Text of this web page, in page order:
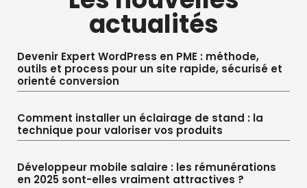
actualités
Devenir Expert WordPress en PME : méthode,
outils et process pour un site rapide, sécurisé et
orienté conversion
Comment installer un éclairage de stand : la
technique pour valoriser vos produits
Développeur mobile salaire : les rémunérations
en 2025 sont-elles vraiment attractives ?